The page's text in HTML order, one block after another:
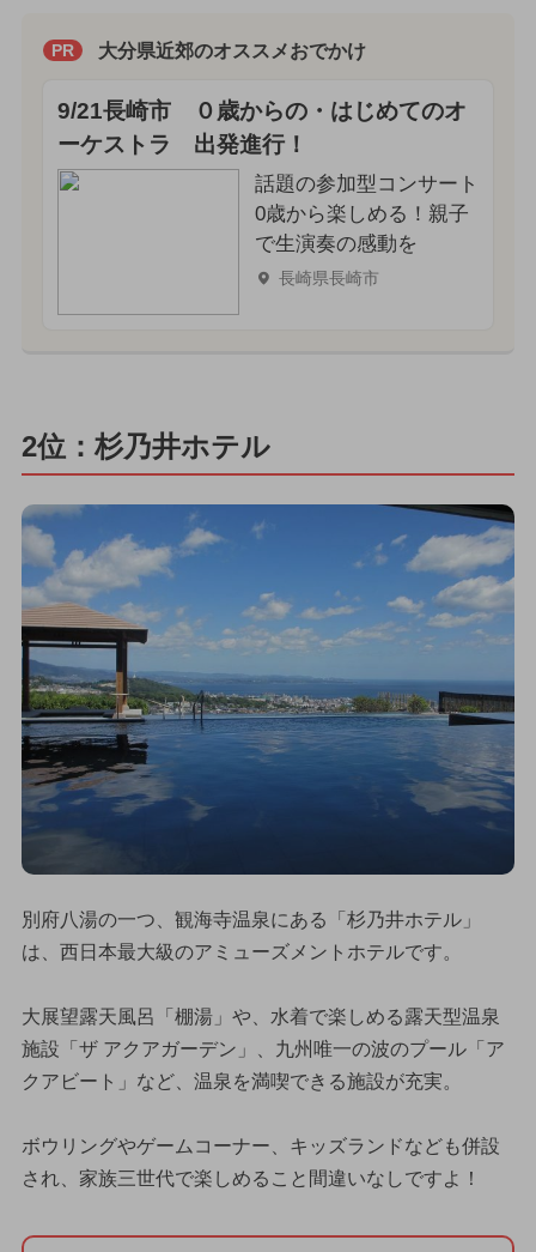
PR 大分県近郊のオススメおでかけ
9/21長崎市 ０歳からの・はじめてのオ
ーケストラ 出発進行！
話題の参加型コンサート
0歳から楽しめる！親子
で生演奏の感動を
長崎県長崎市
2位：杉乃井ホテル
別府八湯の一つ、観海寺温泉にある「杉乃井ホテル」
は、西日本最大級のアミューズメントホテルです。
大展望露天風呂「棚湯」や、水着で楽しめる露天型温泉
施設「ザ アクアガーデン」、九州唯一の波のプール「ア
クアビート」など、温泉を満喫できる施設が充実。
ボウリングやゲームコーナー、キッズランドなども併設
され、家族三世代で楽しめること間違いなしですよ！